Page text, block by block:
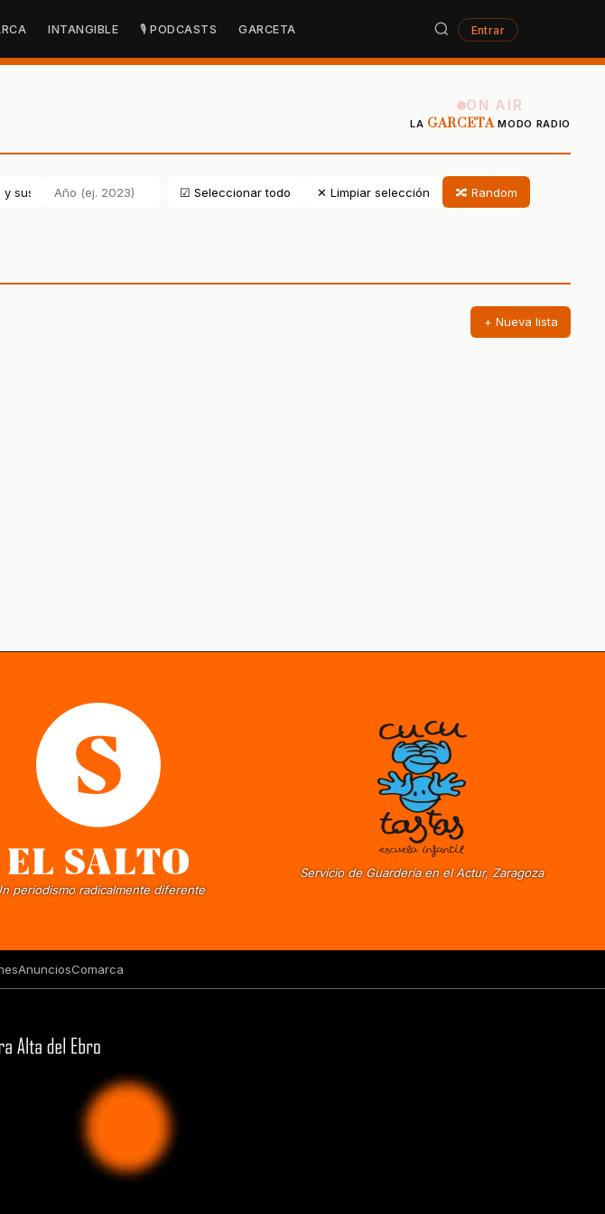
INTANGIBLE 🎙 PODCASTS GARCETA Entrar
ON AIR
LA GARCETAMODO RADIO
☑ Seleccionar todo ✕ Limpiar selección 🔀 Random
+ Nueva lista
periodismo radicalmente diferente
Servicio de Guardería en el Actur, Zaragoza
AnunciosComarca